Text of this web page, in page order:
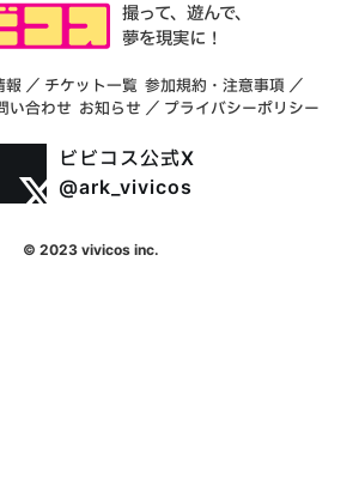
撮って、遊んで、
夢を現実に！
報 ／ チケット一覧 参加規約・注意事項 ／
い合わせ お知らせ ／ プライバシーポリシー
ビビコス公式X
@ark_vivicos
© 2023 vivicos inc.